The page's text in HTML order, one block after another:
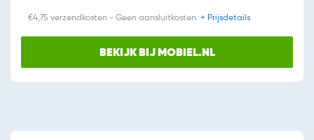
€4,75 verzendkosten - Geen aansluitkosten. + Prijsdetails
BEKIJK BIJ MOBIEL.NL